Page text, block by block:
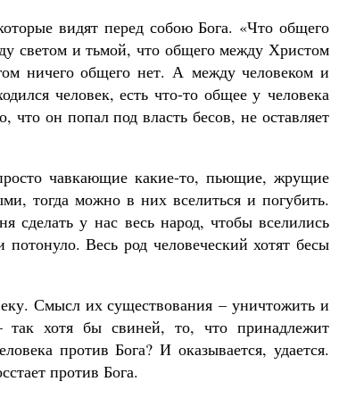
видят перед собою Бога. «Что общего
светом и тьмой, что общего между Христом
ничего общего нет. А между человеком и
человек, есть что-то общее у человека
что он попал под власть бесов, не оставляет
чавкающие какие-то, пьющие, жрущие
тогда можно в них вселиться и погубить.
сделать у нас весь народ, чтобы вселились
Весь род человеческий хотят бесы
Смысл их существования – уничтожить и
так хотя бы свиней, то, что принадлежит
против Бога? И оказывается, удается.
против Бога.